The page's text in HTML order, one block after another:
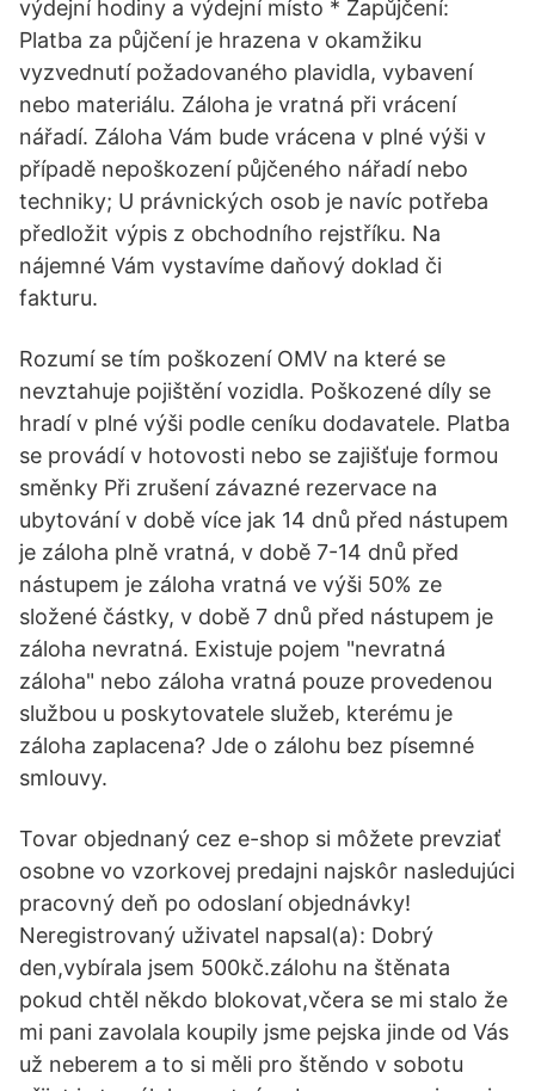
výdejní hodiny a výdejní místo * Zapůjčení:
Platba za půjčení je hrazena v okamžiku
vyzvednutí požadovaného plavidla, vybavení
nebo materiálu. Záloha je vratná při vrácení
nářadí. Záloha Vám bude vrácena v plné výši v
případě nepoškození půjčeného nářadí nebo
techniky; U právnických osob je navíc potřeba
předložit výpis z obchodního rejstříku. Na
nájemné Vám vystavíme daňový doklad či
fakturu.
Rozumí se tím poškození OMV na které se
nevztahuje pojištění vozidla. Poškozené díly se
hradí v plné výši podle ceníku dodavatele. Platba
se provádí v hotovosti nebo se zajišťuje formou
směnky Při zrušení závazné rezervace na
ubytování v době více jak 14 dnů před nástupem
je záloha plně vratná, v době 7-14 dnů před
nástupem je záloha vratná ve výši 50% ze
složené částky, v době 7 dnů před nástupem je
záloha nevratná. Existuje pojem "nevratná
záloha" nebo záloha vratná pouze provedenou
službou u poskytovatele služeb, kterému je
záloha zaplacena? Jde o zálohu bez písemné
smlouvy.
Tovar objednaný cez e-shop si môžete prevziať
osobne vo vzorkovej predajni najskôr nasledujúci
pracovný deň po odoslaní objednávky!
Neregistrovaný uživatel napsal(a): Dobrý
den,vybírala jsem 500kč.zálohu na štěnata
pokud chtěl někdo blokovat,včera se mi stalo že
mi pani zavolala koupily jsme pejska jinde od Vás
už neberem a to si měli pro štěndo v sobotu